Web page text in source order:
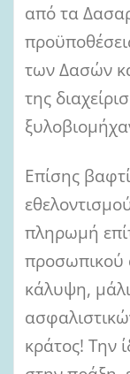
από τα
των Δασών
της
Επίσης
πληρωμή
προσωπικού
κάλυψη,
κράτος! Την